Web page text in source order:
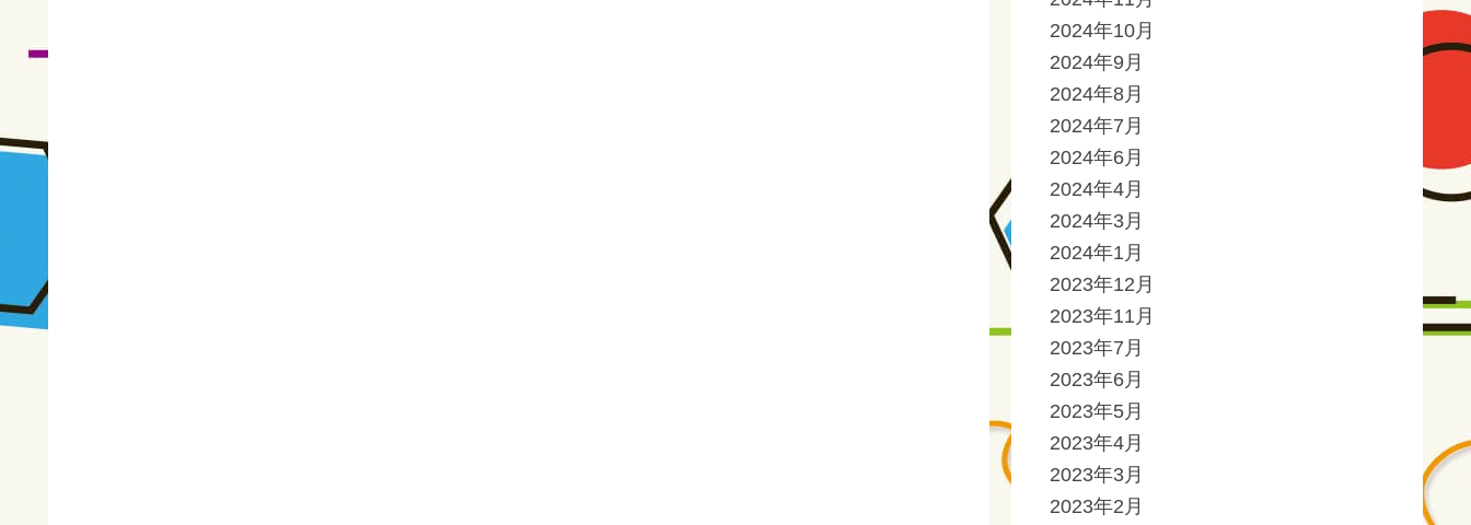
2024年10月
2024年9月
2024年8月
2024年7月
2024年6月
2024年4月
2024年3月
2024年1月
2023年12月
2023年11月
2023年7月
2023年6月
2023年5月
2023年4月
2023年3月
2023年2月